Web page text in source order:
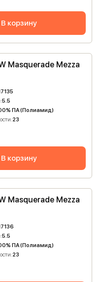
В корзину
Masquerade Mezza
5.5
ПА (Полиамид)
23
В корзину
Masquerade Mezza
5.5
ПА (Полиамид)
23